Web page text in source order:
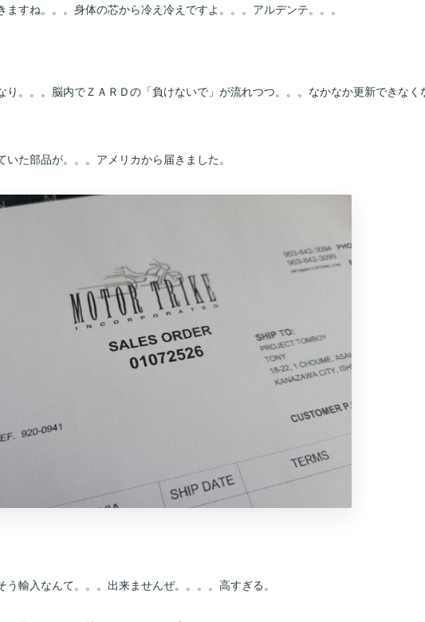
すね。。。身体の芯から冷え冷えですよ。。。アルデンテ。。。
り。。。脳内でＺＡＲＤの「負けないで」が流れつつ。。。なかなか更新できなく
た部品が。。。アメリカから届きました。
輸入なんて。。。出来ませんぜ。。。。高すぎる。